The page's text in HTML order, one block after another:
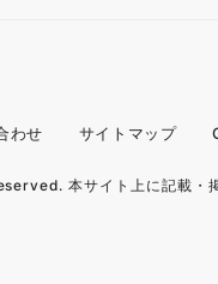
わせ サイトマップ
本サイト上に記載・